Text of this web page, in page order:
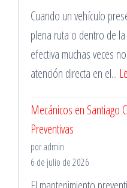
para
de
Cuando un vehículo
plena ruta o dentro de
efectiva muchas veces
atención directa en el...
Mecánicos en Santiago
Preventivas
por admin
6 de julio de 2026